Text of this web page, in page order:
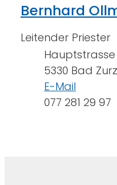
Bernhard
Leitender Priester
Hauptstrasse
5330 Bad
E-Mail
077 281 29 97